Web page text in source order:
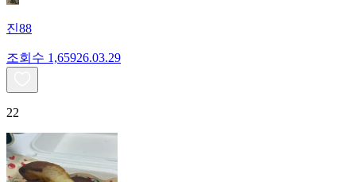
진88
조회수 1,65926.03.29
22